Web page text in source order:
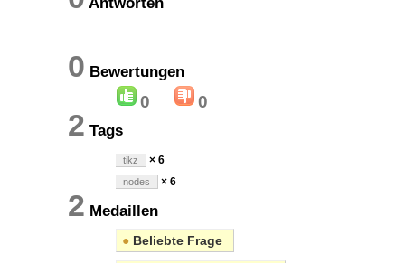
0 Bewertungen
0 0
2 Tags
tikz × 6
nodes × 6
2 Medaillen
● Beliebte Frage